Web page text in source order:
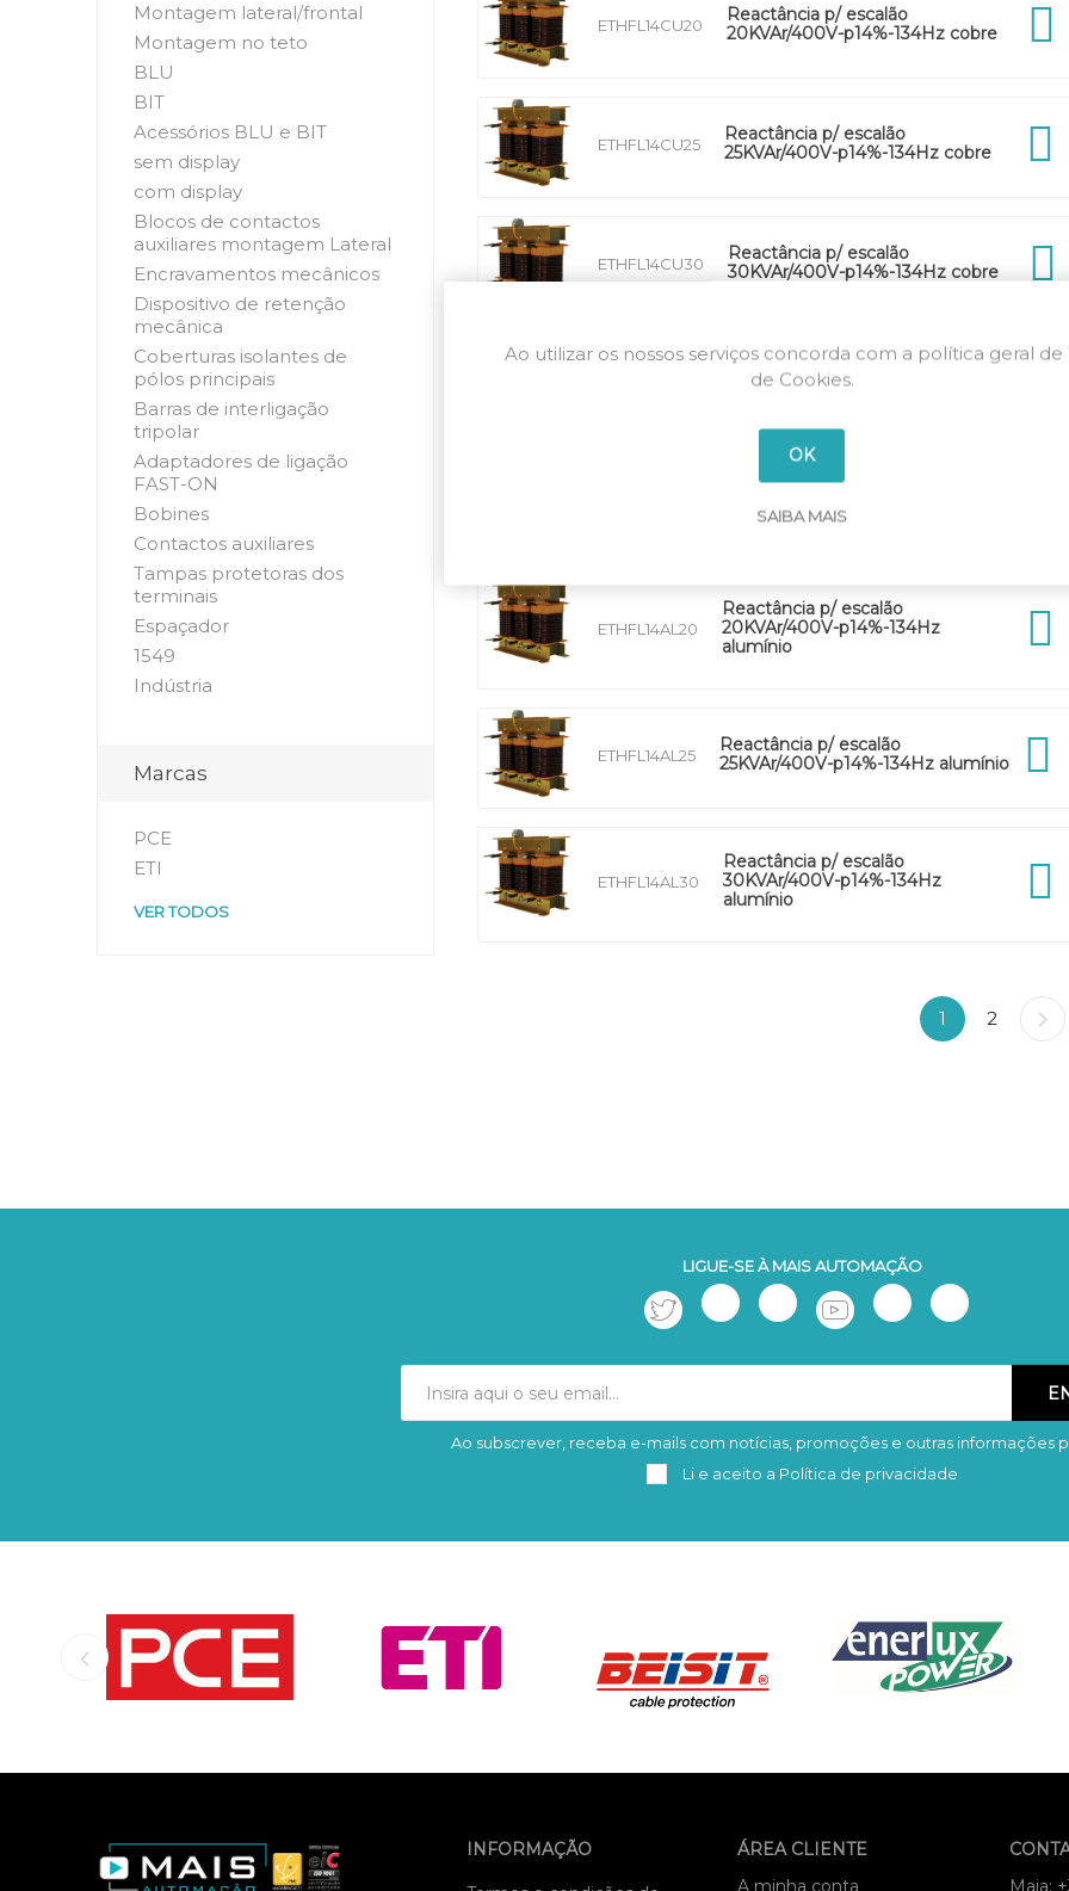
ETHFL14CU20
Reactância p/ escalão
20KVAr/400V-p14%-134Hz cobre
ETHFL14CU25
Reactância p/ escalão
25KVAr/400V-p14%-134Hz cobre
ETHFL14CU30
Reactância p/ escalão
30KVAr/400V-p14%-134Hz cobre
Reactância p/ escalão
40KVAr/400V-p14%-134Hz cobre
50KVAr/400V-p14%-134Hz cobre
ETHFL14AL20
Reactância p/ escalão
20KVAr/400V-p14%-134Hz
alumínio
ETHFL14AL25
Reactância p/ escalão
25KVAr/400V-p14%-134Hz alumínio
ETHFL14AL30
Reactância p/ escalão
30KVAr/400V-p14%-134Hz
alumínio
1 2
Montagem lateral/frontal
Montagem no teto
BLU
BIT
Acessórios BLU e BIT
sem display
com display
Blocos de contactos
auxiliares montagem Lateral
Encravamentos mecânicos
Dispositivo de retenção
mecânica
Coberturas isolantes de
pólos principais
Barras de interligação
tripolar
Adaptadores de ligação
FAST-ON
Bobines
Contactos auxiliares
Tampas protetoras dos
terminais
Espaçador
1549
Indústria
Marcas
PCE
ETI
VER TODOS
LIGUE-SE À MAIS AUTOMAÇÃO
Subscrever Remover
Ao subscrever, receba e-mails com notícias, promoções e outras informações
Li e aceito a Política de privacidade
INFORMAÇÃO
ÁREA CLIENTE
A minha conta
Maia:
Ao utilizar os nossos serviços concorda com a política geral de
de Cookies.
OK
SAIBA MAIS